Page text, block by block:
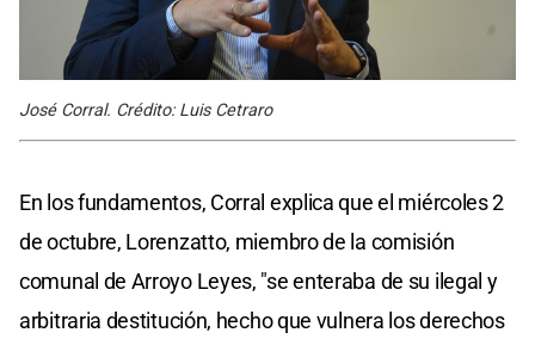
José Corral. Crédito: Luis Cetraro
En los fundamentos, Corral explica que el miércoles 2
de octubre, Lorenzatto, miembro de la comisión
comunal de Arroyo Leyes, "se enteraba de su ilegal y
arbitraria destitución, hecho que vulnera los derechos